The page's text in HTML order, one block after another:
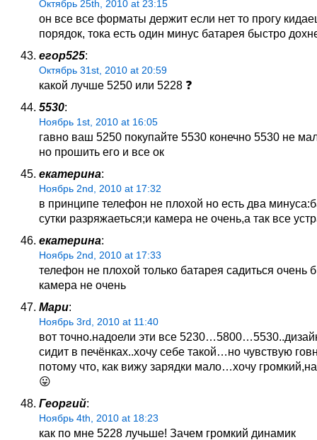
Октябрь 25th, 2010 at 23:15
он все все форматы держит если нет то прогу
порядок, тока есть один минус батарея быстро
егор525:
Октябрь 31st, 2010 at 20:59
какой лучше 5250 или 5228 ❓
5530:
Ноябрь 1st, 2010 at 16:05
гавно ваш 5250 покупайте 5530 конечно 5530 не
но прошить его и все ок
екатерина:
Ноябрь 2nd, 2010 at 17:32
в принципе телефон не плохой но есть два
сутки разряжаеться;и камера не очень,а так все
екатерина:
Ноябрь 2nd, 2010 at 17:33
телефон не плохой только батарея садиться очень
камера не очень
Мари:
Ноябрь 3rd, 2010 at 11:40
вот точно.надоели эти все
сидит в печёнках..хочу себе такой…но чувствую
потому что, как вижу зарядки мало…хочу
😛
Георгий:
Ноябрь 4th, 2010 at 18:23
как по мне 5228 лучьше! Зачем громкий динамик